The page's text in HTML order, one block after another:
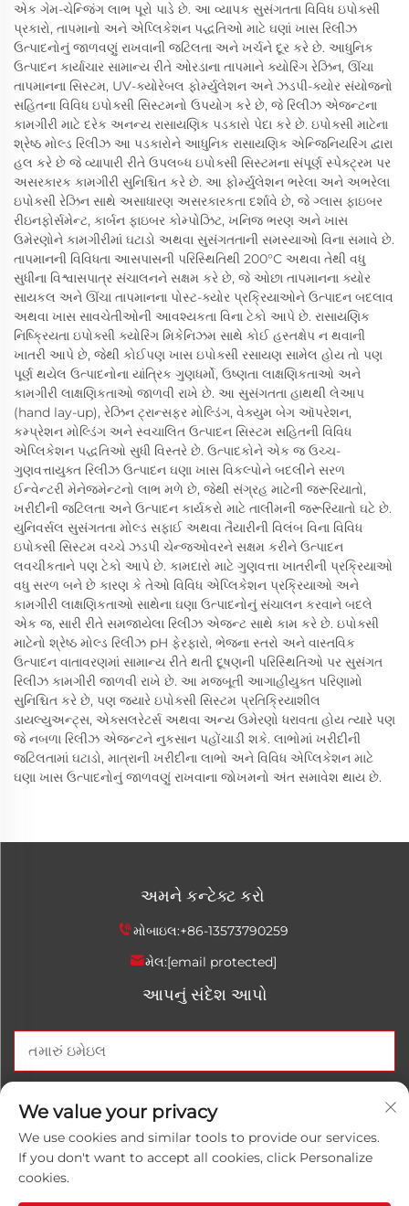
એક ગેમ-ચેન્જિંગ લાભ પૂરો પાડે છે. આ વ્યાપક સુસંગતતા વિવિધ ઇપોક્સી
પ્રકારો, તાપમાનો અને એપ્લિકેશન પદ્ધતિઓ માટે ઘણાં ખાસ રિલીઝ
ઉત્પાદનોનું જાળવણું રાખવાની જટિલતા અને ખર્ચને દૂર કરે છે. આધુનિક
ઉત્પાદન કાર્યાચાર સામાન્ય રીતે ઓરડાના તાપમાને ક્યોરિંગ રેઝિન, ઊંચા
તાપમાનના સિસ્ટમ, UV-ક્યોરેબલ ફોર્મ્યુલેશન અને ઝડપી-ક્યોર સંયોજનો
સહિતના વિવિધ ઇપોક્સી સિસ્ટમનો ઉપયોગ કરે છે, જે રિલીઝ એજન્ટના
કામગીરી માટે દરેક અનન્ય રાસાયણિક પડકારો પેદા કરે છે. ઇપોક્સી માટેના
શ્રેષ્ઠ મોલ્ડ રિલીઝ આ પડકારોને આધુનિક રાસાયણિક એન્જિનિયરિંગ દ્વારા
હલ કરે છે જે વ્યાપારી રીતે ઉપલબ્ધ ઇપોક્સી સિસ્ટમના સંપૂર્ણ સ્પેક્ટ્રમ પર
અસરકારક કામગીરી સુનિશ્ચિત કરે છે. આ ફોર્મ્યુલેશન ભરેલા અને અભરેલા
ઇપોક્સી રેઝિન સાથે અસાધારણ અસરકારકતા દર્શાવે છે, જે ગ્લાસ ફાઇબર
રીઇનફોર્સમેન્ટ, કાર્બન ફાઇબર કોમ્પોઝિટ, ખનિજ ભરણ અને ખાસ
ઉમેરણોને કામગીરીમાં ઘટાડો અથવા સુસંગતતાની સમસ્યાઓ વિના સમાવે છે.
તાપમાનની વિવિધતા આસપાસની પરિસ્થિતિથી 200°C અથવા તેથી વધુ
સુધીના વિશ્વાસપાત્ર સંચાલનને સક્ષમ કરે છે, જે ઓછા તાપમાનના ક્યોર
સાયકલ અને ઊંચા તાપમાનના પોસ્ટ-ક્યોર પ્રક્રિયાઓને ઉત્પાદન બદલાવ
અથવા ખાસ સાવચેતીઓની આવશ્યકતા વિના ટેકો આપે છે. રાસાયણિક
નિષ્ક્રિયતા ઇપોક્સી ક્યોરિંગ મિકેનિઝમ સાથે કોઈ હસ્તક્ષેપ ન થવાની
ખાતરી આપે છે, જેથી કોઈપણ ખાસ ઇપોક્સી રસાયણ સામેલ હોય તો પણ
પૂર્ણ થયેલ ઉત્પાદનોના યાંત્રિક ગુણધર્મો, ઉષ્ણતા લાક્ષણિકતાઓ અને
કામગીરી લાક્ષણિકતાઓ જાળવી રાખે છે. આ સુસંગતતા હાથથી લેઆપ
(hand lay-up), રેઝિન ટ્રાન્સફર મોલ્ડિંગ, વેક્યુમ બેગ ઑપરેશન,
કમ્પ્રેશન મોલ્ડિંગ અને સ્વચાલિત ઉત્પાદન સિસ્ટમ સહિતની વિવિધ
એપ્લિકેશન પદ્ધતિઓ સુધી વિસ્તરે છે. ઉત્પાદકોને એક જ ઉચ્ચ-
ગુણવત્તાયુક્ત રિલીઝ ઉત્પાદન ઘણા ખાસ વિકલ્પોને બદલીને સરળ
ઈન્વેન્ટરી મેનેજમેન્ટનો લાભ મળે છે, જેથી સંગ્રહ માટેની જરૂરિયાતો,
ખરીદીની જટિલતા અને ઉત્પાદન કાર્યકરો માટે તાલીમની જરૂરિયાતો ઘટે છે.
યુનિવર્સલ સુસંગતતા મોલ્ડ સફાઈ અથવા તૈયારીની વિલંબ વિના વિવિધ
ઇપોક્સી સિસ્ટમ વચ્ચે ઝડપી ચેન્જઓવરને સક્ષમ કરીને ઉત્પાદન
લવચીકતાને પણ ટેકો આપે છે. કામદારો માટે ગુણવત્તા ખાતરીની પ્રક્રિયાઓ
વધુ સરળ બને છે કારણ કે તેઓ વિવિધ એપ્લિકેશન પ્રક્રિયાઓ અને
કામગીરી લાક્ષણિકતાઓ સાથેના ઘણા ઉત્પાદનોનું સંચાલન કરવાને બદલે
એક જ, સારી રીતે સમજાયેલા રિલીઝ એજન્ટ સાથે કામ કરે છે. ઇપોક્સી
માટેનો શ્રેષ્ઠ મોલ્ડ રિલીઝ pH ફેરફારો, ભેજના સ્તરો અને વાસ્તવિક
ઉત્પાદન વાતાવરણમાં સામાન્ય રીતે થતી દૂષણની પરિસ્થિતિઓ પર સુસંગત
રિલીઝ કામગીરી જાળવી રાખે છે. આ મજબૂતી આગાહીયુક્ત પરિણામો
સુનિશ્ચિત કરે છે, પણ જ્યારે ઇપોક્સી સિસ્ટમ પ્રતિક્રિયાશીલ
ડાયલ્યુઅન્ટ્સ, એક્સલરેટર્સ અથવા અન્ય ઉમેરણો ધરાવતા હોય ત્યારે પણ
જે નબળા રિલીઝ એજન્ટને નુકસાન પહોંચાડી શકે. લાભોમાં ખરીદીની
જટિલતામાં ઘટાડો, માત્રાની ખરીદીના લાભો અને વિવિધ એપ્લિકેશન માટે
ઘણા ખાસ ઉત્પાદનોનું જાળવણું રાખવાના જોખમનો અંત સમાવેશ થાય છે.
અમને કન્ટેક્ટ કરો
મોબાઇલ:+86-13573790259
મેલ:[email protected]
આપનું સંદેશ આપો
હવે મોકલો
We value your privacy
We use cookies and similar tools to provide our services.
If you don't want to accept all cookies, click Personalize
cookies.